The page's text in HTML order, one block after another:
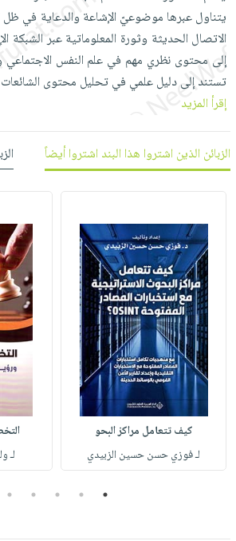
العناية
بالأسنان
الحمية
والتغذية
أدوات
المائدة
الأوعية
والتخزين
أدوات
المطبخ
مبيعاً
العودة
للمدارس
اكسسوارات
اكسسوارات
منزلية
اكسسوارات
ملابس
مطرزات
حقائب
حلي
عناية
بالذات
صابون
أطفال
مناسبات
شحن
مجاني
بنود
مختارة
اشتراكات
الاشتراكات
صندوق
القراءة
بلا
حدود
بحث
متقدم
وفرات
عن
الشركة
سياسة
الشركة
فيديوهات
أسئلة
يتكرر
طرحها
خدمات
حسابك
لائحة
الأمنيات
عربة
التسوق
الإصدارات
يتناول عبرها موضوعيّ الإشاعة والدعاية في ظل
الاتصال الحديثة وثورة المعلوماتية عبر الشبكة
إلى محتوى نظري مهم في علم النفس الاجتماعي
تستند إلى دليل علمي في تحليل محتوى
إقرأ المزيد
الزبائن الذين اشتروا هذا البند اشتروا أيضاً
كيف تتعامل مراكز البحو
لـ فوزي حسن حسين الزبيدي
لـ
1
2
3
4
5